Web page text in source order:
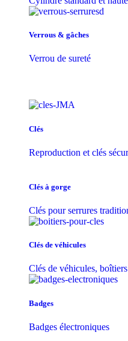
Verrous & gâches
Verrou de sureté
Clés
Reproduction et clés
Clés à gorge
Clés pour serrures
Clés de véhicules
Clés de véhicules,
Badges
Badges électroniques